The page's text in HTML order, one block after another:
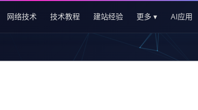
网络技术 技术教程 建站经验 更多 ▾ AI应用